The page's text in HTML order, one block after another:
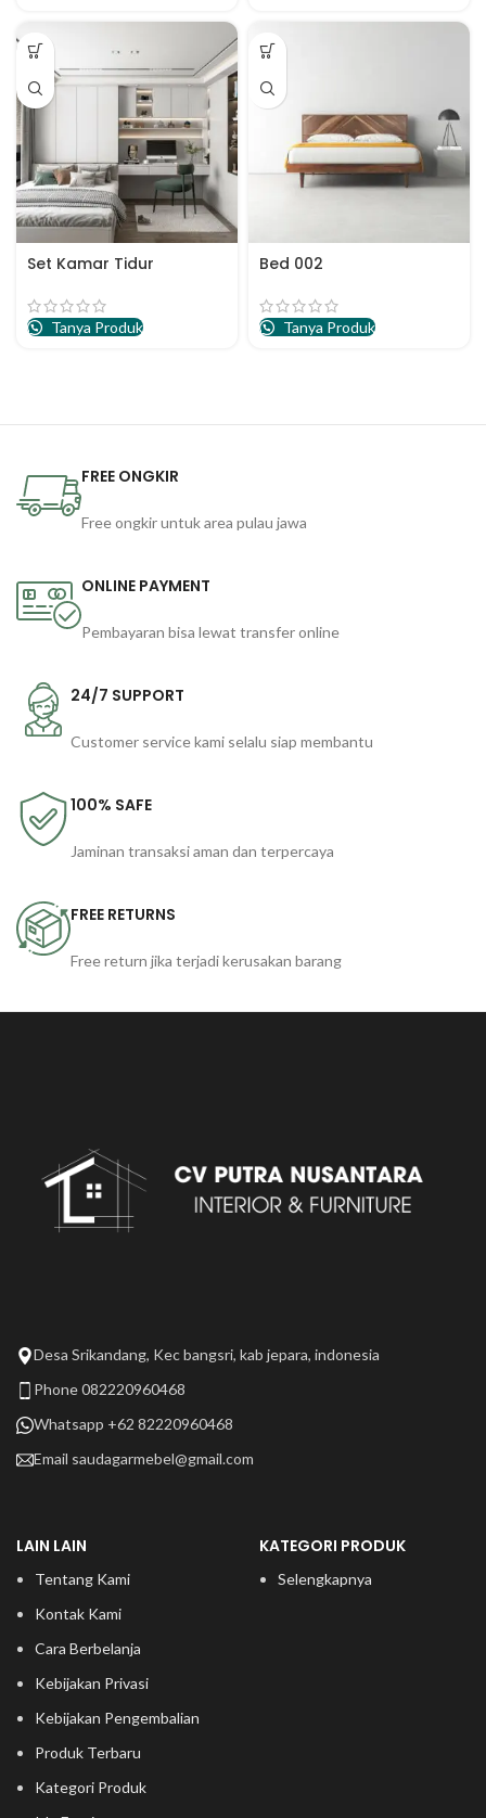
Set Kamar Tidur
Tanya Produk
Bed 002
Tanya Produk
FREE ONGKIR
Free ongkir untuk area pulau jawa
ONLINE PAYMENT
Pembayaran bisa lewat transfer online
24/7 SUPPORT
Customer service kami selalu siap membantu
100% SAFE
Jaminan transaksi aman dan terpercaya
FREE RETURNS
Free return jika terjadi kerusakan barang
Desa Srikandang, Kec bangsri, kab jepara, indonesia
Phone 082220960468
Whatsapp +62 82220960468
Email saudagarmebel@gmail.com
LAIN LAIN
Tentang Kami
Kontak Kami
Cara Berbelanja
Kebijakan Privasi
Kebijakan Pengembalian
Produk Terbaru
Kategori Produk
KATEGORI PRODUK
Selengkapnya